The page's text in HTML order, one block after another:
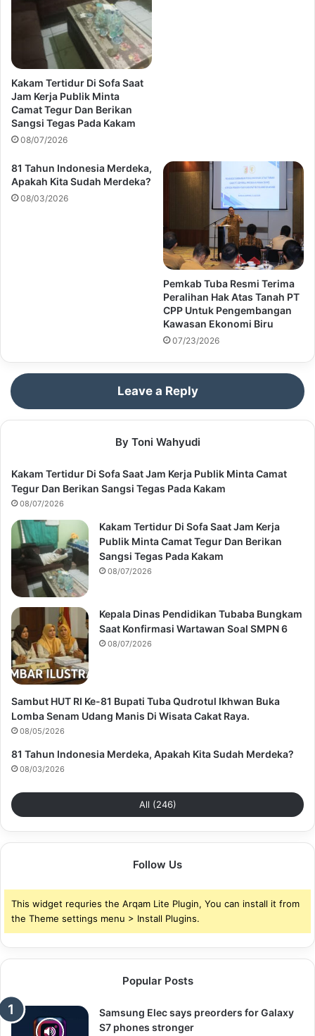
Kakam Tertidur Di Sofa Saat
Jam Kerja Publik Minta
Camat Tegur Dan Berikan
Sangsi Tegas Pada Kakam
08/07/2026
81 Tahun Indonesia Merdeka,
Apakah Kita Sudah Merdeka?
08/03/2026
Pemkab Tuba Resmi Terima
Peralihan Hak Atas Tanah PT
CPP Untuk Pengembangan
Kawasan Ekonomi Biru
07/23/2026
Leave a Reply
By Toni Wahyudi
Kakam Tertidur Di Sofa Saat Jam Kerja Publik Minta Camat
Tegur Dan Berikan Sangsi Tegas Pada Kakam
08/07/2026
Kakam Tertidur Di Sofa Saat Jam Kerja
Publik Minta Camat Tegur Dan Berikan
Sangsi Tegas Pada Kakam
08/07/2026
Kepala Dinas Pendidikan Tubaba Bungkam
Saat Konfirmasi Wartawan Soal SMPN 6
08/07/2026
Sambut HUT RI Ke-81 Bupati Tuba Qudrotul Ikhwan Buka
Lomba Senam Udang Manis Di Wisata Cakat Raya.
08/05/2026
81 Tahun Indonesia Merdeka, Apakah Kita Sudah Merdeka?
08/03/2026
All (246)
Follow Us
This widget requries the Arqam Lite Plugin, You can install it from
the Theme settings menu > Install Plugins.
Popular Posts
Samsung Elec says preorders for Galaxy
S7 phones stronger